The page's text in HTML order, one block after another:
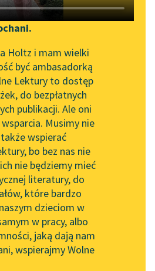
Zgłoś brak utworu
Narzędzia
Mapa Wolnych Lektur
Leśmianator
Przewodnik dla piszących i
czytających
API
OAI-PMH
Widget Wolnych Lektur
Przypisy
Holtz i mam wielki
być ambasadorką
Lektury to dostęp
do bezpłatnych
publikacji. Ale oni
Musimy nie
wspierać
bo bez nas nie
nie będziemy mieć
literatury, do
które bardzo
dzieciom w
w pracy, albo
jaką dają nam
wspierajmy Wolne
pobierz audiobook
pobierz książkę
czytaj online
, reż.